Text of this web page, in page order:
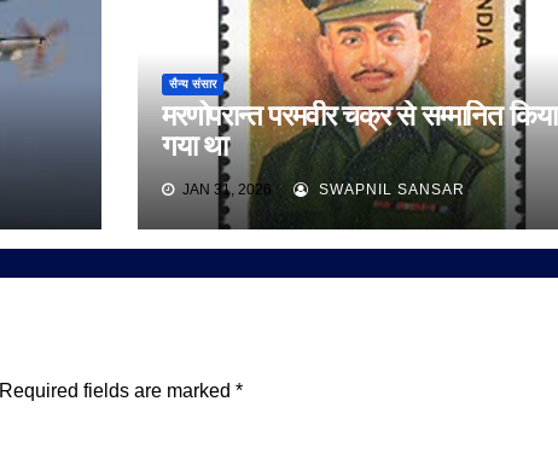
सैन्य संसार
मरणोपरान्त परमवीर चक्र से सम्मानित किया
गया था
JAN 31, 2026 SWAPNIL SANSAR
Required fields are marked *